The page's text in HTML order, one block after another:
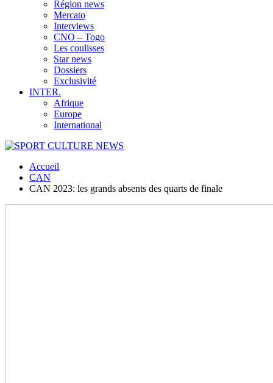
Région news
Mercato
Interviews
CNO – Togo
Les coulisses
Star news
Dossiers
Exclusivité
INTER.
Afrique
Europe
International
Accueil
CAN
CAN 2023: les grands absents des quarts de finale